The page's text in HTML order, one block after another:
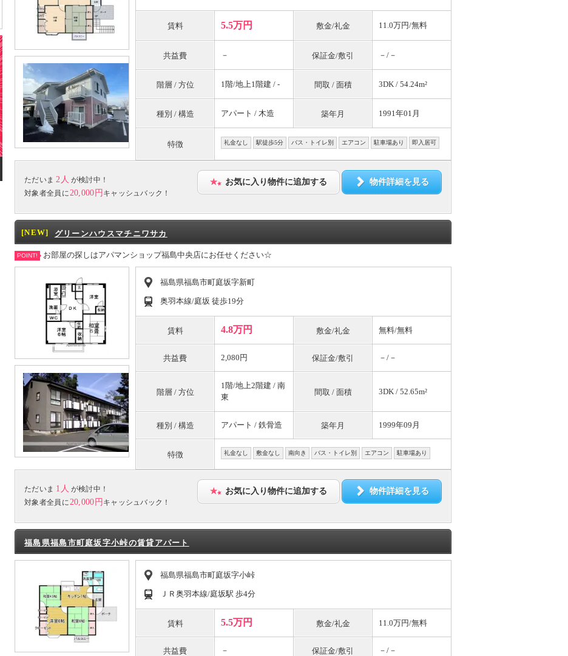
賃料
5.5万円 敷金/礼金 11.0万円/無料
共益費 － 保証金/敷引 －/－
階層 / 方位 1階/地上1階建 / - 間取 / 面積 3DK / 54.24m²
種別 / 構造 アパート / 木造 築年月 1991年01月
特徴 礼金なし 駅徒歩5分 バス・トイレ別 エアコン 駐車場あり 即入居可
ただいま 2人 が検討中！
対象者全員に 20,000円 キャッシュバック！
お気に入り物件に追加する 物件詳細を見る
[NEW] グリーンハウスマチニワサカ
POINT! お部屋の探しはアパマンショップ福島中央店にお任せください☆
福島県福島市町庭坂字新町
奥羽本線/庭坂 徒歩19分
賃料 4.8万円 敷金/礼金 無料/無料
共益費 2,080円 保証金/敷引 －/－
階層 / 方位
1階/地上2階建 / 南
東
間取 / 面積 3DK / 52.65m²
種別 / 構造 アパート / 鉄骨造 築年月 1999年09月
特徴 礼金なし 敷金なし 南向き バス・トイレ別 エアコン 駐車場あり
ただいま 1人 が検討中！
対象者全員に20,000円 キャッシュバック！
お気に入り物件に追加する 物件詳細を見る
福島県福島市町庭坂字小峠の賃貸アパート
福島県福島市町庭坂字小峠
ＪＲ奥羽本線/庭坂駅 歩4分
賃料 5.5万円 敷金/礼金 11.0万円/無料
共益費 － 保証金/敷引 －/－